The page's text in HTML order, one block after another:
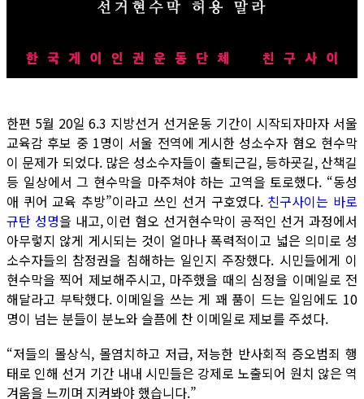
한편 5월 20일 6.3 지방선거 선거운동 기간이 시작되자마자 서울
교육감 후보 중 1명이 서울 전역에 게시한 성소수자 혐오 현수막
이 문제가 되었다. 많은 성소수자들이 출퇴근길, 등하굣길, 산책길
등 일상에서 그 현수막을 마주쳐야 하는 고역을 토로했다. “동성
애 퀴어 교육 추방”이라고 쓰인 선거 구호였다. 친구사이는 바로
규탄 성명을 내고, 이런 혐오 선거현수막이 공적인 선거 과정에서
아무렇지 않게 게시되는 것이 얼마나 폭력적이고 넓은 의미로 성
소수자들의 참정권을 침해하는 일인지 주장했다. 시민들에게 이
현수막을 찍어 제보해주시고, 마주했을 때의 심정을 이메일로 전
해달라고 부탁했다. 이메일을 쓰는 게 꽤 품이 드는 일임에도 10
명이 넘는 분들이 분노와 슬픔에 찬 이메일로 제보를 주셨다.
“저들의 몰상식, 몰염치하고 저급, 저능한 반사회적 증오범죄 행
태로 인해 선거 기간 내내 시민들은 강제로 노출되어 원치 않은 역
겨움을 느끼며 지켜봐야 했습니다.”